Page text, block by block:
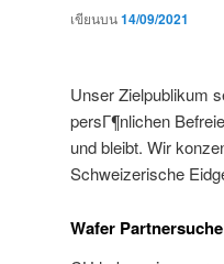
เขียนบน14/09/2021
Unser Zielpublikum
persГ¶nlichen
und bleibt. Wir
Schweizerische
Wafer